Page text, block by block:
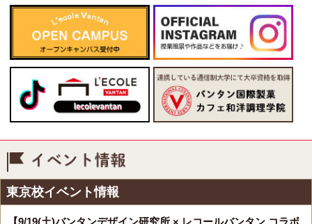
東京校イベント情報
【9/19(土)バンタンデザイン研究所 × レコールバンタン コラボ